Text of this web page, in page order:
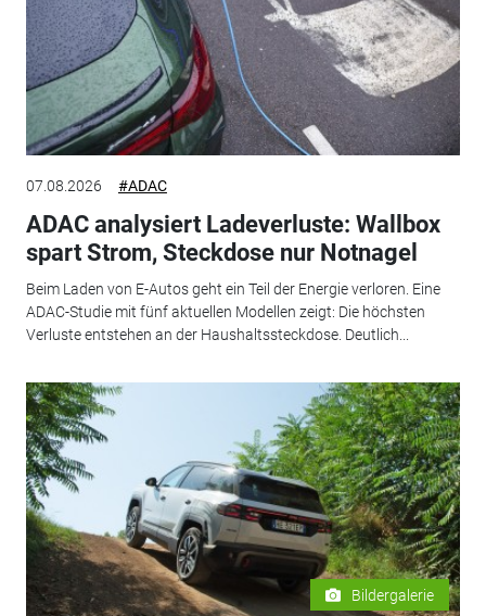
07.08.2026 #ADAC
ADAC analysiert Ladeverluste: Wallbox
spart Strom, Steckdose nur Notnagel
Beim Laden von E-Autos geht ein Teil der Energie verloren. Eine
ADAC-Studie mit fünf aktuellen Modellen zeigt: Die höchsten
Verluste entstehen an der Haushaltssteckdose. Deutlich...
Bildergalerie